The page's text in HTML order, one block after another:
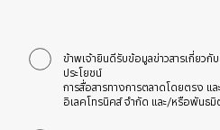
ข้าพเจ้ายินดีรับข้อมูลข่าวสารเกี่ยว
ประโยชน์
การสื่อสารทางการตลาดโดยตรง แ
อิเลคโทรนิคส์ จำกัด และ/หรือพันธ